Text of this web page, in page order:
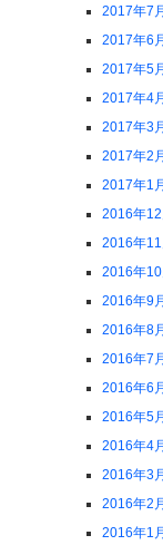
2017年7月
2017年6月
2017年5月
2017年4月
2017年3月
2017年2月
2017年1月
2016年12
2016年11
2016年10
2016年9月
2016年8月
2016年7月
2016年6月
2016年5月
2016年4月
2016年3月
2016年2月
2016年1月